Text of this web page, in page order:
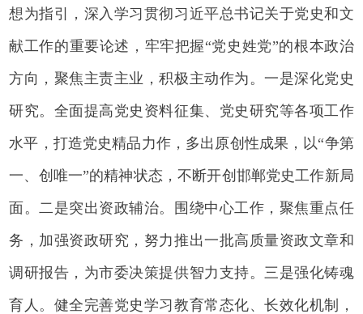
想为指引，深入学习贯彻习近平总书记关于党史和文
献工作的重要论述，牢牢把握“党史姓党”的根本政治
方向，聚焦主责主业，积极主动作为。一是深化党史
研究。全面提高党史资料征集、党史研究等各项工作
水平，打造党史精品力作，多出原创性成果，以“争第
一、创唯一”的精神状态，不断开创邯郸党史工作新局
面。二是突出资政辅治。围绕中心工作，聚焦重点任
务，加强资政研究，努力推出一批高质量资政文章和
调研报告，为市委决策提供智力支持。三是强化铸魂
育人。健全完善党史学习教育常态化、长效化机制，